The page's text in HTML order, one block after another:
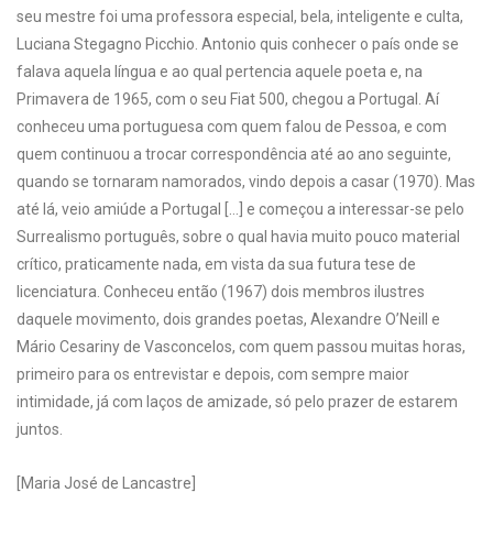
seu mestre foi uma professora especial, bela, inteligente e culta,
Luciana Stegagno Picchio. Antonio quis conhecer o país onde se
falava aquela língua e ao qual pertencia aquele poeta e, na
Primavera de 1965, com o seu Fiat 500, chegou a Portugal. Aí
conheceu uma portuguesa com quem falou de Pessoa, e com
quem continuou a trocar correspondência até ao ano seguinte,
quando se tornaram namorados, vindo depois a casar (1970). Mas
até lá, veio amiúde a Portugal […] e começou a interessar-se pelo
Surrealismo português, sobre o qual havia muito pouco material
crítico, praticamente nada, em vista da sua futura tese de
licenciatura. Conheceu então (1967) dois membros ilustres
daquele movimento, dois grandes poetas, Alexandre O’Neill e
Mário Cesariny de Vasconcelos, com quem passou muitas horas,
primeiro para os entrevistar e depois, com sempre maior
intimidade, já com laços de amizade, só pelo prazer de estarem
juntos.
[Maria José de Lancastre]